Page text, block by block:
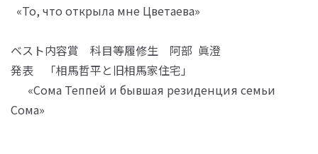
«То, что открыла мне Цветаева»
ベスト内容賞 科目等履修生 阿部 眞澄
発表 「相馬哲平と旧相馬家住宅」
«Сома Теппей и бывшая резиденция семьи
Сома»